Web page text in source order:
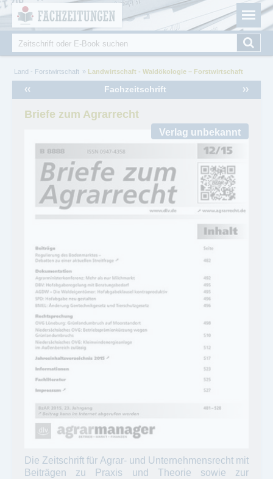
Fachzeitungen.de - Das unabhängige Portal für
Fachmagazine Fachpublikationen & eBooks
Suche
Sie sind hier
Land - Forstwirtschaft Landwirtschaft - Waldökologie – Forstwirtschaft
Fachzeitschrift
‹‹ ››
Briefe zum Agrarrecht
Die Zeitschrift für Agrar- und Unternehmensrecht mit
Beiträgen zu Praxis und Theorie sowie zur
Cookie-Einstellungen